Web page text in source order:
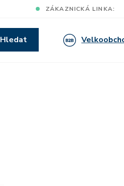
ZÁKAZNICKÁ LINKA:
Hledat